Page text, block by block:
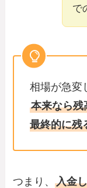
で
相場が急変
本来なら残
最終的に残
つまり、入金